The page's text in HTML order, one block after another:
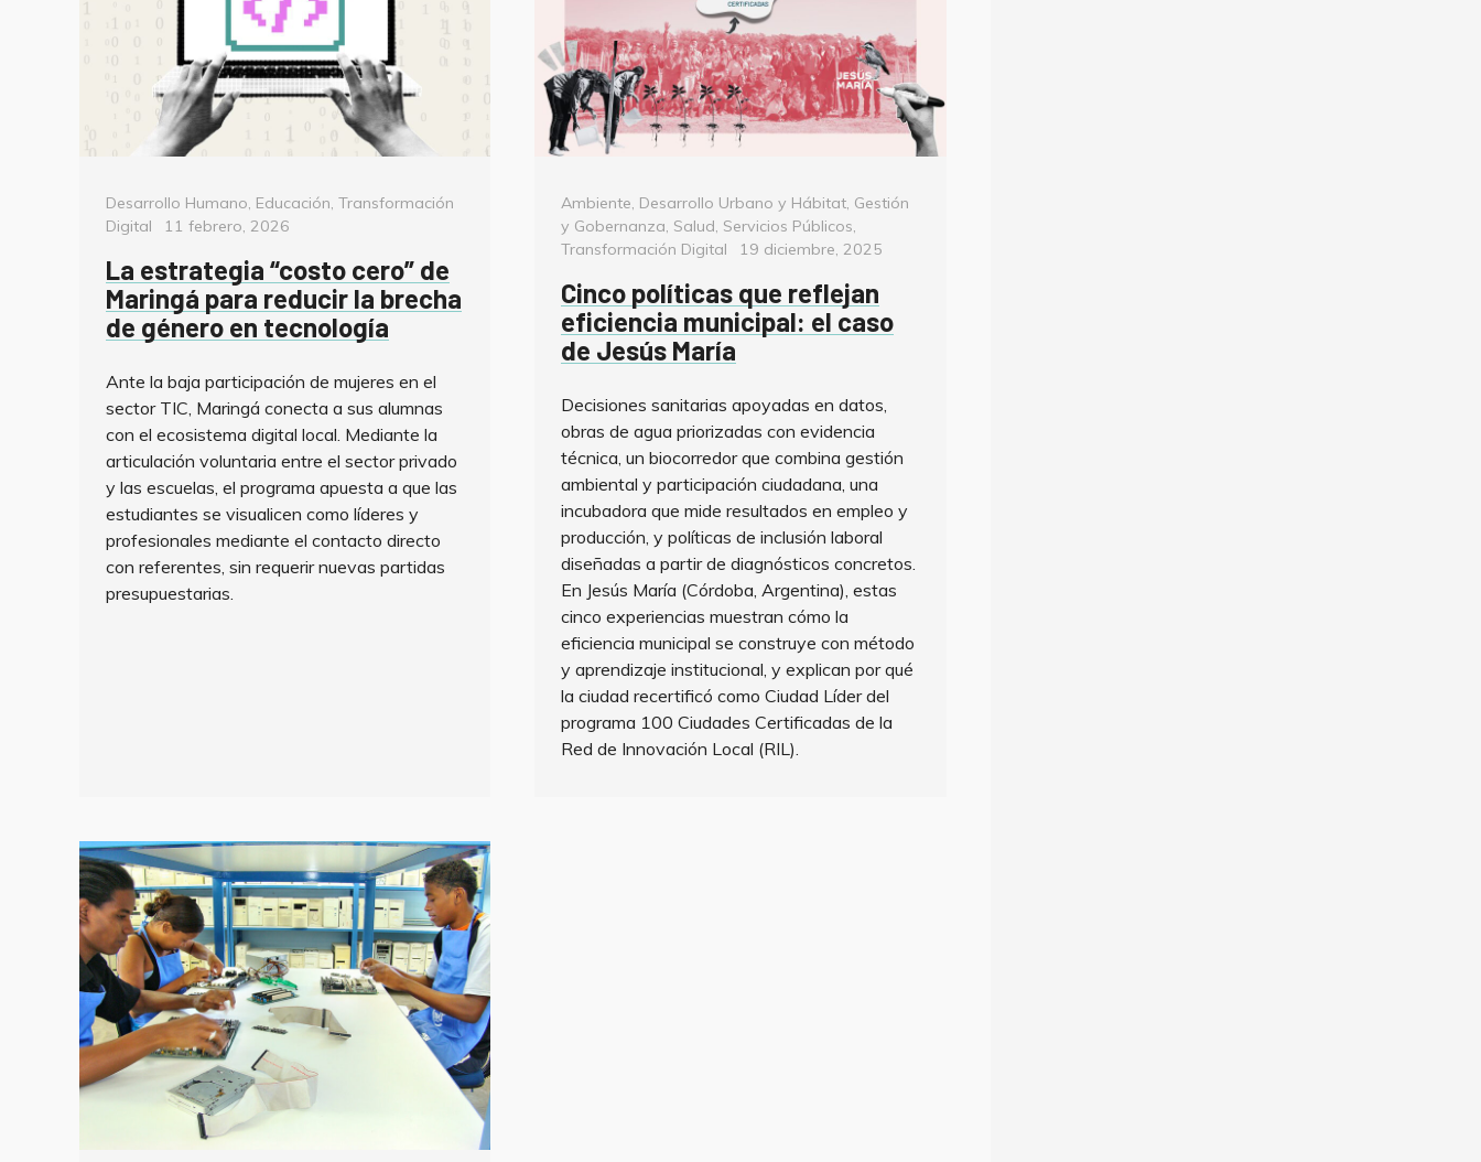
Categorías
Desarrollo Humano, Educación,Transformación
Digital
Posted
11 febrero, 2026
La estrategia “costo cero” de
Maringá para reducir la brecha
de género en tecnología
Ante la baja participación de mujeres en el
sector TIC, Maringá conecta a sus alumnas
con el ecosistema digital local. Mediante la
articulación voluntaria entre el sector privado
y las escuelas, el programa apuesta a que las
estudiantes se visualicen como líderes y
profesionales mediante el contacto directo
con referentes, sin requerir nuevas partidas
presupuestarias.
Categorías
Ambiente, Desarrollo Urbano y Hábitat, Gestión
y Gobernanza, Salud, Servicios Públicos,
Transformación Digital
Posted
19 diciembre, 2025
Cinco políticas que reflejan
eficiencia municipal: el caso
de Jesús María
Decisiones sanitarias apoyadas en datos,
obras de agua priorizadas con evidencia
técnica, un biocorredor que combina gestión
ambiental y participación ciudadana, una
incubadora que mide resultados en empleo y
producción, y políticas de inclusión laboral
diseñadas a partir de diagnósticos concretos.
En Jesús María (Córdoba, Argentina), estas
cinco experiencias muestran cómo la
eficiencia municipal se construye con método
y aprendizaje institucional, y explican por qué
la ciudad recertificó como Ciudad Líder del
programa 100 Ciudades Certificadas de la
Red de Innovación Local (RIL).